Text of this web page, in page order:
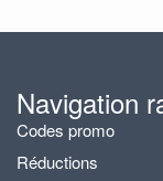
Navigation
Codes promo
Réductions